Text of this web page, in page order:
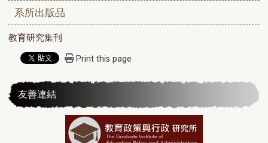
系所出版品
教育研究集刊
Print this page
友善連結